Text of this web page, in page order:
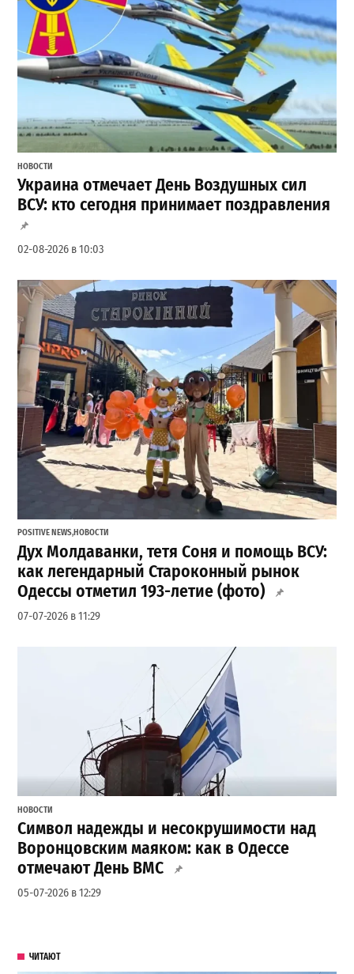
НОВОСТИ
Украина отмечает День Воздушных сил
ВСУ: кто сегодня принимает поздравления
02-08-2026 в 10:03
POSITIVE NEWS,НОВОСТИ
Дух Молдаванки, тетя Соня и помощь ВСУ:
как легендарный Староконный рынок
Одессы отметил 193-летие (фото)
07-07-2026 в 11:29
НОВОСТИ
Символ надежды и несокрушимости над
Воронцовским маяком: как в Одессе
отмечают День ВМС
05-07-2026 в 12:29
ЧИТАЮТ